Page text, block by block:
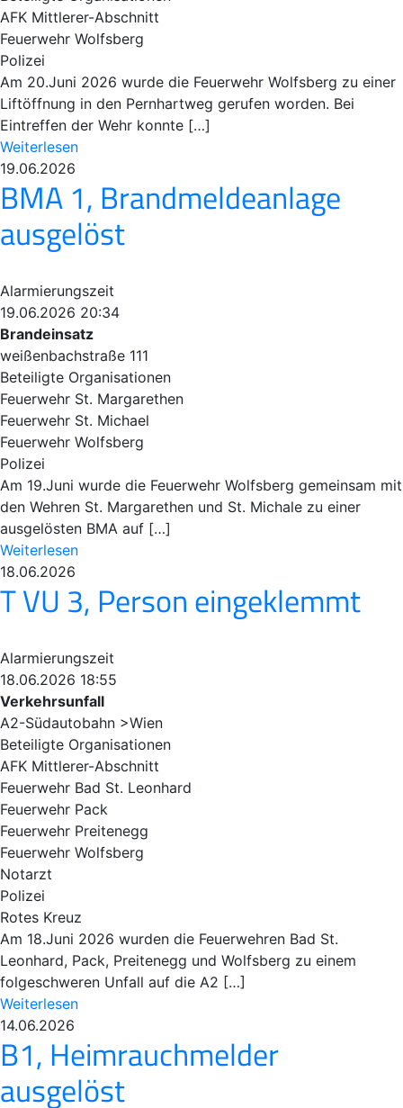
AFK Mittlerer-Abschnitt
Feuerwehr Wolfsberg
Polizei
Am 20.Juni 2026 wurde die Feuerwehr Wolfsberg zu einer
Liftöffnung in den Pernhartweg gerufen worden. Bei
Eintreffen der Wehr konnte […]
Weiterlesen
19.06.2026
BMA 1, Brandmeldeanlage
ausgelöst
Alarmierungszeit
19.06.2026 20:34
Brandeinsatz
weißenbachstraße 111
Beteiligte Organisationen
Feuerwehr St. Margarethen
Feuerwehr St. Michael
Feuerwehr Wolfsberg
Polizei
Am 19.Juni wurde die Feuerwehr Wolfsberg gemeinsam mit
den Wehren St. Margarethen und St. Michale zu einer
ausgelösten BMA auf […]
Weiterlesen
18.06.2026
T VU 3, Person eingeklemmt
Alarmierungszeit
18.06.2026 18:55
Verkehrsunfall
A2-Südautobahn >Wien
Beteiligte Organisationen
AFK Mittlerer-Abschnitt
Feuerwehr Bad St. Leonhard
Feuerwehr Pack
Feuerwehr Preitenegg
Feuerwehr Wolfsberg
Notarzt
Polizei
Rotes Kreuz
Am 18.Juni 2026 wurden die Feuerwehren Bad St.
Leonhard, Pack, Preitenegg und Wolfsberg zu einem
folgeschweren Unfall auf die A2 […]
Weiterlesen
14.06.2026
B1, Heimrauchmelder
ausgelöst